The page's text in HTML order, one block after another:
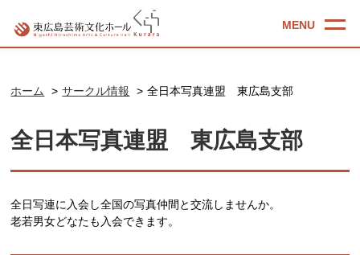
ホーム サークル情報 全日本写真連盟 東広島支部
全日本写真連盟 東広島支部
全日写連に入会し全国の写真仲間と交流しませんか。
老若男女どなたも入会できます。